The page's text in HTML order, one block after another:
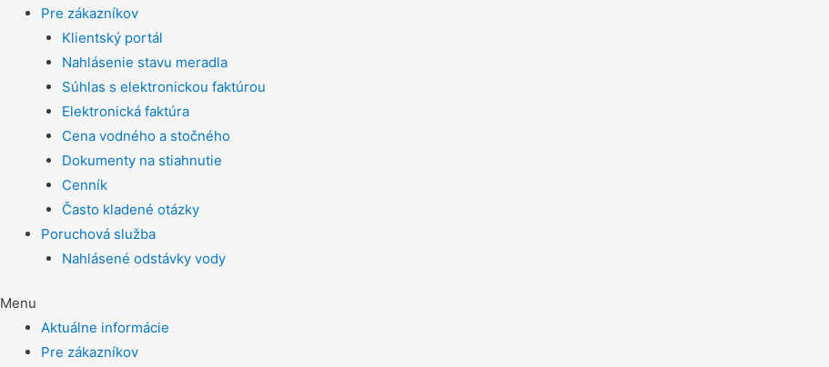
Pre zákazníkov
Klientský portál
Nahlásenie stavu meradla
Súhlas s elektronickou faktúrou
Elektronická faktúra
Cena vodného a stočného
Dokumenty na stiahnutie
Cenník
Často kladené otázky
Poruchová služba
Nahlásené odstávky vody
Menu
Aktuálne informácie
Pre zákazníkov